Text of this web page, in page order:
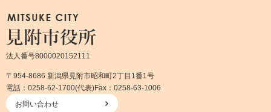
法人番号8000020152111
〒954-8686 新潟県見附市昭和町2丁目1番1号
電話：0258-62-1700(代表)Fax：0258-63-1006
お問い合わせ